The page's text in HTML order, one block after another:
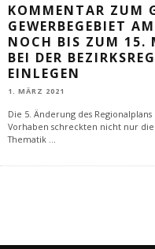
KOMMENTAR ZUM
GEWERBEGEBIET
NOCH BIS ZUM 15.
BEI DER
EINLEGEN
1. MÄRZ 2021
Die 5. Änderung des
Vorhaben schreckten nicht nur
Thematik ...